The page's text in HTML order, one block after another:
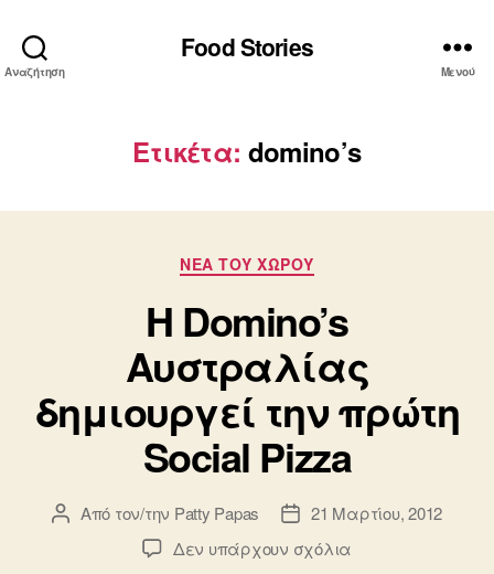
Αναζήτηση
Food Stories
Μενού
Ετικέτα: domino’s
Κατηγορίες
ΝΕΑ ΤΟΥ ΧΩΡΟΥ
H Domino’s
Αυστραλίας
δημιουργεί την πρώτη
Social Pizza
Συντάκτης
Από τον/την Patty Papas
Ημ.
δημοσίευσης
21 Μαρτίου, 2012
Δεν υπάρχουν σχόλια